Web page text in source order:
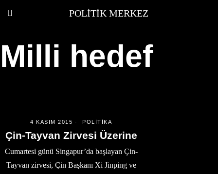
POLITIK MERKEZ
Milli hedef
4 KASIM 2015 POLITIKA
Çin-Tayvan Zirvesi Üzerine
Cumartesi günü Singapur’da başlayan Çin-
Tayvan zirvesi, Çin Başkanı Xi Jinping ve